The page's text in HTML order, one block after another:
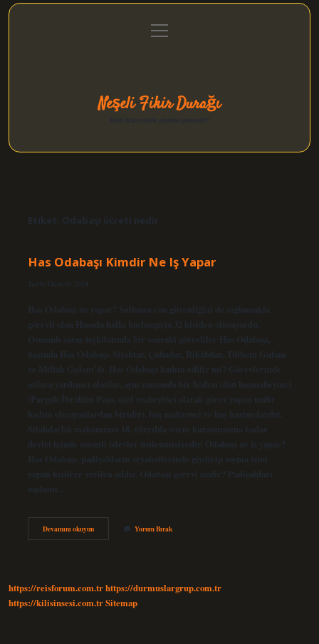
Gizlilik Politikası
menüyü
aç
Neşeli Fikir Durağı
Etiket: Odabaşı ücreti nedir
Has Odabaşı Kimdir Ne Iş Yapar
Tarih: Ekim 10, 2024
Has Odabaşı ne yapar? Sultanın can güvenliğini de sağlamakla
görevli olan Hasoda halkı başlangıçta 32 kişiden oluşuyordu.
Osmanlı saray teşkilatında bir sonraki görevliler Has Odabaşı,
başında Has Odabaşı, Silahtar, Çuhadar, Rikâbdar, Tülbent Gulam
ve Miftah Gulam’dı. Has Odabaşı hadım edilir mi? Görevlerinde
onlara yardımcı olanlar, aynı zamanda bir hadım olan başmabeyinci
(Pargalı İbrahim Paşa, özel mabeyinci olarak görev yapan nadir
hadım olmayanlardan biridir), baş mahzenci ve baş hazinedardır.
Silahdarlık makamının 18. yüzyılda önem kazanmasına kadar
devlet içinde önemli işlevler üstlenmişlerdir. Odabaşı ne iş yapar?
Has Odabaşı, padişahların seyahatlerinde giydirip soyma işini
yapan kişilere verilen addır. Odabaşı görevi nedir? Padişahları
toplantı…
Devamını okuyunHas
Odabaşı
Yorum Bırak
https://reisforum.com.trhttps://durmuslargrup.com.tr
https://kilisinsesi.com.trSitemap